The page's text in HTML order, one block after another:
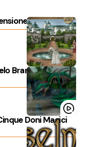
Branduardi
Doni Magici